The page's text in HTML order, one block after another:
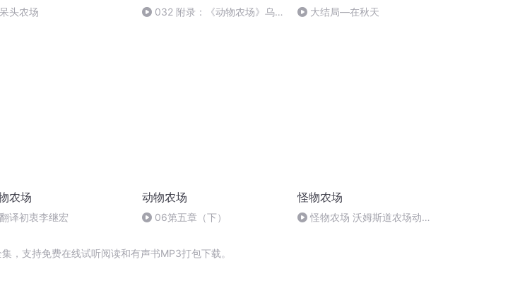
呆头农场
032 附录：《动物农场》乌
大结局—在秋天
农场
翻译初衷李继宏
动物农场
06第五章（下）
怪物农场
怪物农场 沃姆斯道农场动物
，支持免费在线试听阅读和有声书MP3打包下载。